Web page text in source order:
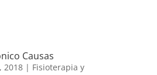
Causas
2018| Fisioterapia y